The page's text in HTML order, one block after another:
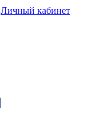
Личный кабинет